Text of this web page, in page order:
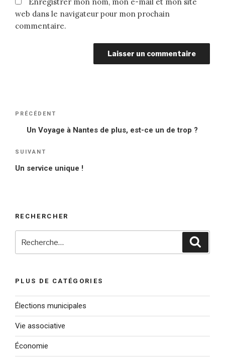
web dans le navigateur pour mon prochain
commentaire.
Navigation
l’article
Article
précédent
PRÉCÉDENT
Un Voyage à Nantes de plus, est-ce un de trop ?
Article
suivant
SUIVANT
Un service unique !
RECHERCHER
PLUS DE CATÉGORIES
Élections municipales
Vie associative
Économie